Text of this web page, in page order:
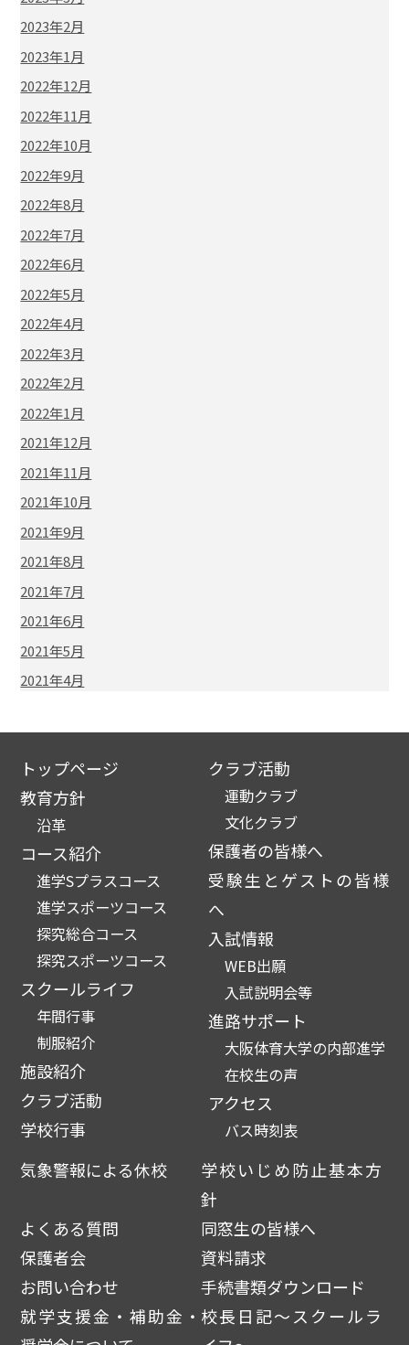
2023年2月
2023年1月
2022年12月
2022年11月
2022年10月
2022年9月
2022年8月
2022年7月
2022年6月
2022年5月
2022年4月
2022年3月
2022年2月
2022年1月
2021年12月
2021年11月
2021年10月
2021年9月
2021年8月
2021年7月
2021年6月
2021年5月
2021年4月
トップページ
教育方針
沿革
コース紹介
進学Sプラスコース
進学スポーツコース
探究総合コース
探究スポーツコース
スクールライフ
年間行事
制服紹介
施設紹介
クラブ活動
学校行事
クラブ活動
運動クラブ
文化クラブ
保護者の皆様へ
受験生とゲストの皆様
へ
入試情報
WEB出願
入試説明会等
進路サポート
大阪体育大学の内部進学
在校生の声
アクセス
バス時刻表
気象警報による休校
学校いじめ防止基本方
針
よくある質問
同窓生の皆様へ
保護者会
資料請求
お問い合わせ
手続書類ダウンロード
就学支援金・補助金・ 校長日記～スクールラ